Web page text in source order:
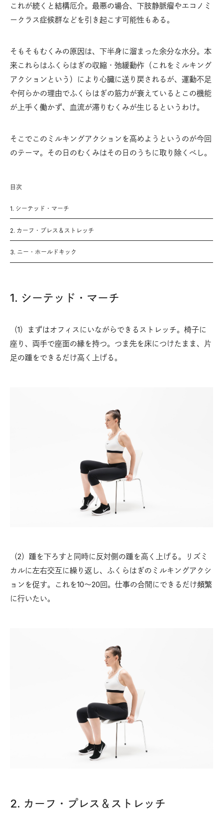
これが続くと結構厄介。最悪の場合、下肢静脈瘤やエコノミ
ークラス症候群などを引き起こす可能性もある。
そもそもむくみの原因は、下半身に溜まった余分な水分。本
来これらはふくらはぎの収縮・弛緩動作（これをミルキング
アクションという）により心臓に送り戻されるが、運動不足
や何らかの理由でふくらはぎの筋力が衰えているとこの機能
が上手く働かず、血流が滞りむくみが生じるというわけ。
そこでこのミルキングアクションを高めようというのが今回
のテーマ。その日のむくみはその日のうちに取り除くべし。
目次
1. シーテッド・マーチ
2. カーフ・プレス＆ストレッチ
3. ニー・ホールドキック
1. シーテッド・マーチ
（1）まずはオフィスにいながらできるストレッチ。椅子に
座り、両手で座面の縁を持つ。つま先を床につけたまま、片
足の踵をできるだけ高く上げる。
（2）踵を下ろすと同時に反対側の踵を高く上げる。リズミ
カルに左右交互に繰り返し、ふくらはぎのミルキングアクシ
ョンを促す。これを10〜20回。仕事の合間にできるだけ頻繁
に行いたい。
2. カーフ・プレス＆ストレッチ